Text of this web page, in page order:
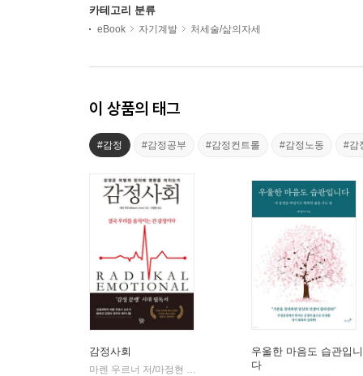
카테고리 분류
eBook 자기계발 처세술/삶의자세
이 상품의 태그
#감정 #감정공부 #감정컨트롤 #감정노동 #감
감정사회
우울한 마음도 습관입니
다